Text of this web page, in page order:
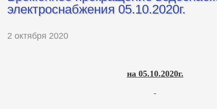
электроснабжения 05.10.2020г.
2 октября 2020
на 05.10.2020г.